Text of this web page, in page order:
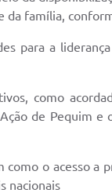
da família,
para a
como
de Pequim
o acesso
nacionais